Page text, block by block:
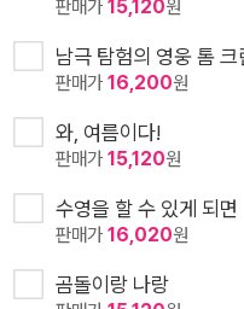
판매가15,120원
남극 탐험의 영웅 톰 크
판매가16,200원
와, 여름이다!
판매가15,120원
수영을 할 수 있게 되면
판매가16,020원
곰돌이랑 나랑